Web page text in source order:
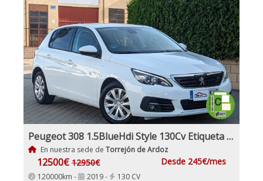
Peugeot 308 1.5BlueHdi Style 130Cv Etiqueta Medioambiental C
En nuestra sede de Torrejón de Ardoz
12500€ 12950€ Desde 245€/mes
120000km - 2019 - 130 CV